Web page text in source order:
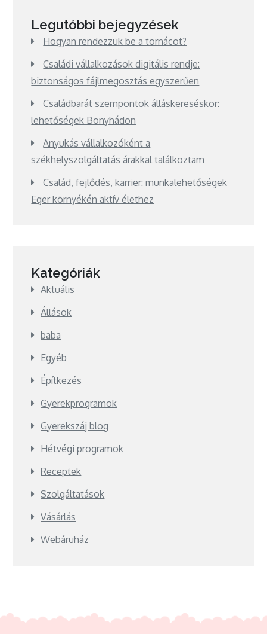
Legutóbbi bejegyzések
Hogyan rendezzük be a tornácot?
Családi vállalkozások digitális rendje:
biztonságos fájlmegosztás egyszerűen
Családbarát szempontok álláskereséskor:
lehetőségek Bonyhádon
Anyukás vállalkozóként a
székhelyszolgáltatás árakkal találkoztam
Család, fejlődés, karrier: munkalehetőségek
Eger környékén aktív élethez
Kategóriák
Aktuális
Állások
baba
Egyéb
Építkezés
Gyerekprogramok
Gyerekszáj blog
Hétvégi programok
Receptek
Szolgáltatások
Vásárlás
Webáruház